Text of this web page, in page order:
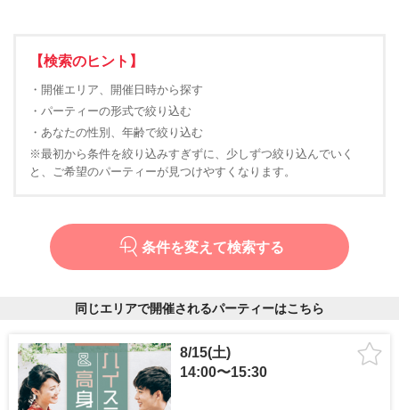
【検索のヒント】
・開催エリア、開催日時から探す
・パーティーの形式で絞り込む
・あなたの性別、年齢で絞り込む
※最初から条件を絞り込みすぎずに、少しずつ絞り込んでいく
と、ご希望のパーティーが見つけやすくなります。
条件を変えて検索する
同じエリアで開催されるパーティーはこちら
8/15(土)
14:00〜15:30